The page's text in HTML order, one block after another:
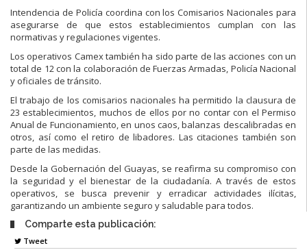
Intendencia de Policía coordina con los Comisarios Nacionales para
asegurarse de que estos establecimientos cumplan con las
normativas y regulaciones vigentes.
Los operativos Camex también ha sido parte de las acciones con un
total de 12 con la colaboración de Fuerzas Armadas, Policía Nacional
y oficiales de tránsito.
El trabajo de los comisarios nacionales ha permitido la clausura de
23 establecimientos, muchos de ellos por no contar con el Permiso
Anual de Funcionamiento, en unos caos, balanzas descalibradas en
otros, así como el retiro de libadores. Las citaciones también son
parte de las medidas.
Desde la Gobernación del Guayas, se reafirma su compromiso con
la seguridad y el bienestar de la ciudadanía. A través de estos
operativos, se busca prevenir y erradicar actividades ilícitas,
garantizando un ambiente seguro y saludable para todos.
Comparte esta publicación:
Tweet